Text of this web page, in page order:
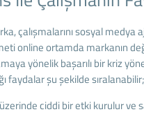
çalışmalarını sosyal
online ortamda markanın
yönelik başarılı bir kriz
faydalar şu şekilde sıralanabilir;
üzerinde ciddi bir etki kurulur